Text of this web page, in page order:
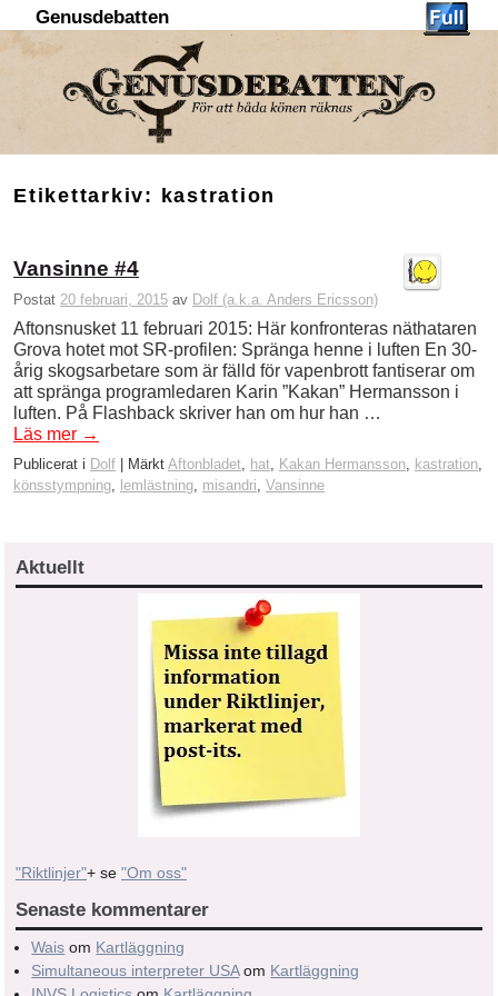
Genusdebatten
Etikettarkiv: kastration
Vansinne #4
Postat 20 februari, 2015 av Dolf (a.k.a. Anders Ericsson)
Aftonsnusket 11 februari 2015: Här konfronteras näthataren
Grova hotet mot SR-profilen: Spränga henne i luften En 30-
årig skogsarbetare som är fälld för vapenbrott fantiserar om
att spränga programledaren Karin ”Kakan” Hermansson i
luften. På Flashback skriver han om hur han …
Läs mer →
Publicerat i Dolf Märkt Aftonbladet, hat, Kakan Hermansson, kastration,
könsstympning, lemlästning, misandri, Vansinne
Aktuellt
"Riktlinjer"+ se "Om oss"
Senaste kommentarer
Wais om Kartläggning
Simultaneous interpreter USAom Kartläggning